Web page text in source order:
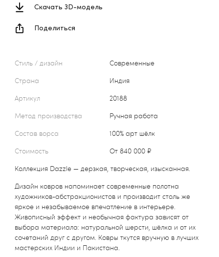
Стиль / дизайн
Современные
Страна
Индия
Артикул
20188
Метод производства
Ручная работа
Состав ворса
100% арт шёлк
Стоимость
от 840 000 ₽
Коллекция Dazzle — дерзкая, творческая, изысканная.
Дизайн ковров напоминает современные полотна
художников-абстракционистов и производит столь же
яркое и незабываемое впечатление в интерьере.
Живописный эффект и необычная фактура зависят от
выбора материала: натуральной шерсти, шёлка и от их
сочетаний друг с другом. Ковры ткутся вручную в лучших
мастерских Индии и Пакистана.
Скачать 3D-модель
Поделиться